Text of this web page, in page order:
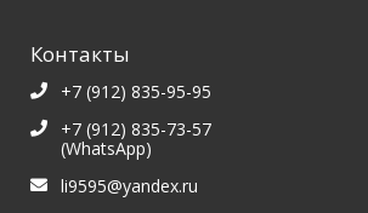
Контакты
+7 (912) 835-95-95
+7 (912) 835-73-57
(WhatsApp)
li9595@yandex.ru